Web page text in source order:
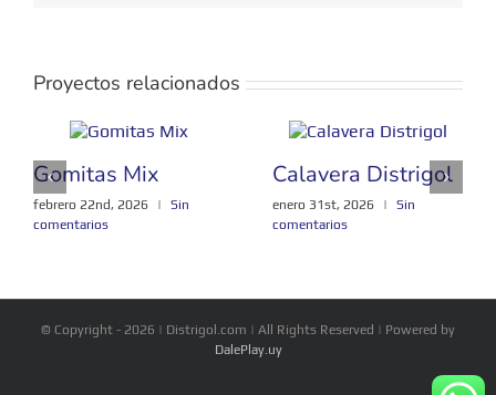
Proyectos relacionados
Gomitas Mix
febrero 22nd, 2026 |
Sin
comentarios
Calavera Distrigol
enero 31st, 2026 |
Sin
comentarios
© Copyright - 2026 | Distrigol.com | All Rights Reserved | Powered by
DalePlay.uy